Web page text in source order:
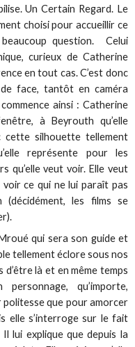
Un Certain Regard. Le
choisi pour accueillir ce
question. Celui
curieux de Catherine
en tout cas. C’est donc
face, tantôt en caméra
ainsi : Catherine
à Beyrouth qu’elle
cette silhouette tellement
représente pour les
qu’elle veut voir. Elle veut
ce qui ne lui paraît pas
les films se
qui sera son guide et
tellement éclore sous nos
d’être là et en même temps
qu’importe,
que pour amorcer
elle s’interroge sur le fait
lui explique que depuis la